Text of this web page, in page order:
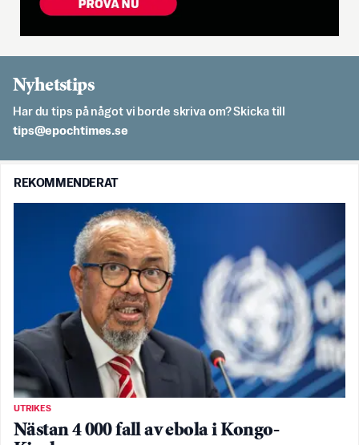
Nyhetstips
Har du tips på något vi borde skriva om? Skicka till
es.semithcope@spit
REKOMMENDERAT
UTRIKES
Nästan 4 000 fall av ebola i Kongo-